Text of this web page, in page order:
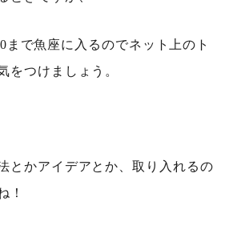
まで魚座に入るのでネット上のト
をつけましょう。
とかアイデアとか、取り入れるの
！